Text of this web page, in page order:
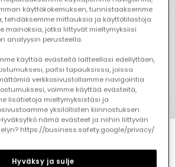
2 3 4 5 6
trousers with floral
käyttökokemuksen, tunnistaaksemme
tehdäksemme mittauksia ja käyttötilastoja
mainoksia, jotka liittyvät mieltymyksiisi
analyysin perusteella.
käyttää evästeitä laitteellasi edellyttäen,
paitsi tapauksissa, joissa
verkkosivustollamme navigointia
voimme käyttää evästeitä,
lisätietoja mieltymyksistäsi ja
yksilöllisten kiinnostuksen
nämä evästeet ja niihin liittyvän
https://business.safety.google/privacy/
Hyväksy ja sulje